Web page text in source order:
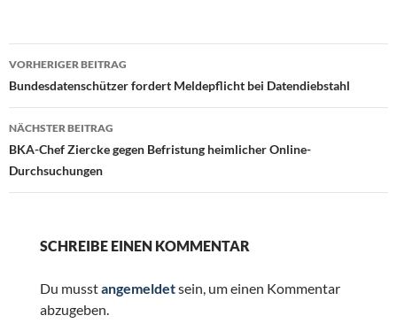
Beitragsnavigation
VORHERIGER BEITRAG
Bundesdatenschützer fordert Meldepflicht bei Datendiebstahl
NÄCHSTER BEITRAG
BKA-Chef Ziercke gegen Befristung heimlicher Online-
Durchsuchungen
SCHREIBE EINEN KOMMENTAR
Du musstangemeldetsein, um einen Kommentar
abzugeben.